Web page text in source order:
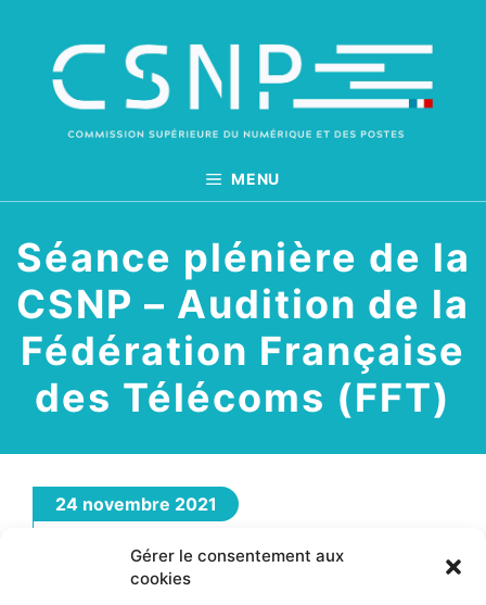
Gérer le consentement aux
cookies
contenu
MENU
Séance plénière de la
CSNP – Audition de la
Fédération Française
des Télécoms (FFT)
24 novembre 2021